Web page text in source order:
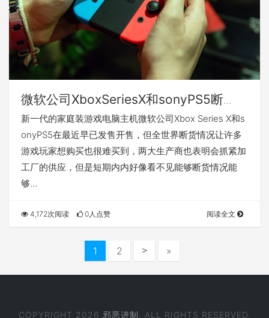
微软公司XboxSeriesX和sonyPS5断
货，出现意外让任天堂游戏Switch销售
量暴涨
新一代的家庭装游戏电脑主机微软公司Xbox Series X和s
onyPS5在最近早已发售开售，但全世界断货情况让许多
游戏玩家想购买也很难买到，两大生产商也表明会抓紧加
工厂的供应，但是短期内内好像看不见能够断货情况能
够…
4,172次阅读 0人点赞 阅读全文
1 2 > »
COPYRIGHT 2026 邪恶进制 . ALL RIGHTS RESERVED.